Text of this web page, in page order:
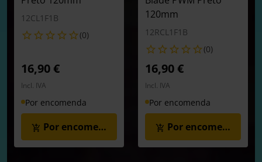
12CL1F1B
(0)
16,90 €
Incl. IVA
Por encomenda
Por encomenda
120mm
12RCL1F1B
(0)
16,90 €
Incl. IVA
Por encomenda
Por encomenda